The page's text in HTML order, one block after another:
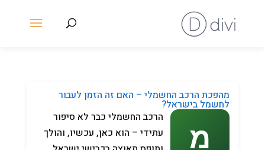
מהפכת הרכב החשמלי – האם זה הזמן לעבור
לחשמל בישראל?
הרכב החשמלי כבר לא סיפור
עתידי – הוא כאן, עכשיו, והולך